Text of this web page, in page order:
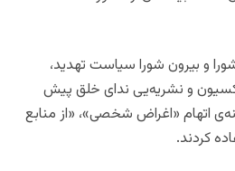
و بیرون شورا سیاست تهدید،
فرکسیون و نشریه‌یی ندای خلق پیش
اتهام «اغراض شخصی»، «از منابع
کردند.